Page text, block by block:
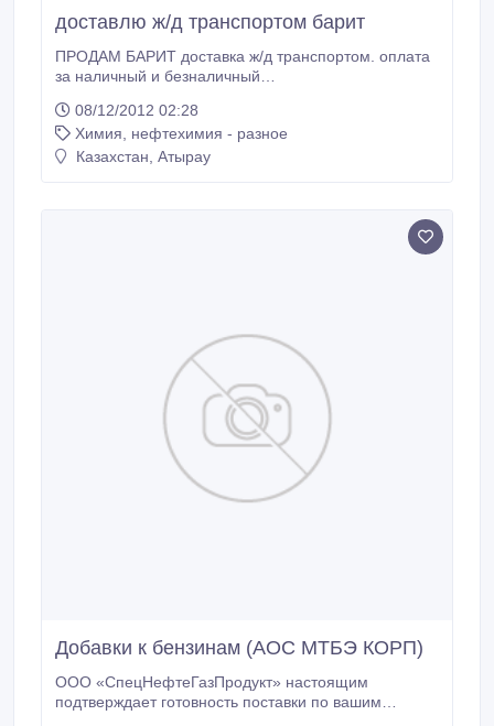
доставлю ж/д транспортом барит
ПРОДАМ БАРИТ доставка ж/д транспортом. оплата
за наличный и безналичный
08/12/2012 02:28
Химия, нефтехимия - разное
Казахстан, Атырау
Добавки к бензинам (АОС МТБЭ КОРП)
ООО «СпецНефтеГазПродукт» настоящим
подтверждает готовность поставки по вашим